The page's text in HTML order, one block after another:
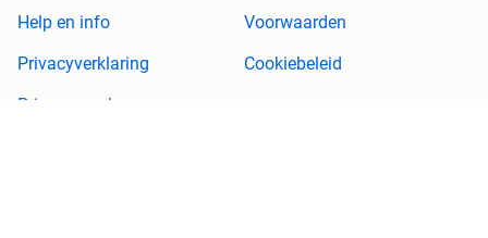
Help en info
Voorwaarden
Privacyverklaring
Cookiebeleid
Privacyvoorkeuren